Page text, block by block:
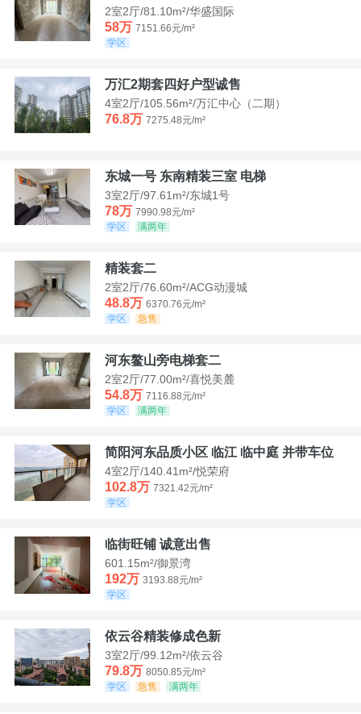
2室2厅/81.10m²/华盛国际
58万 7151.66元/m²
学区
万汇2期套四好户型诚售
4室2厅/105.56m²/万汇中心（二期）
76.8万 7275.48元/m²
东城一号 东南精装三室 电梯
3室2厅/97.61m²/东城1号
78万 7990.98元/m²
学区
满两年
精装套二
2室2厅/76.60m²/ACG动漫城
48.8万 6370.76元/m²
学区
急售
河东鳌山旁电梯套二
2室2厅/77.00m²/喜悦美麓
54.8万 7116.88元/m²
学区
满两年
简阳河东品质小区 临江 临中庭 并带车位
4室2厅/140.41m²/悦荣府
102.8万 7321.42元/m²
学区
临街旺铺 诚意出售
601.15m²/御景湾
192万 3193.88元/m²
学区
依云谷精装修成色新
3室2厅/99.12m²/依云谷
79.8万 8050.85元/m²
学区
急售 满两年